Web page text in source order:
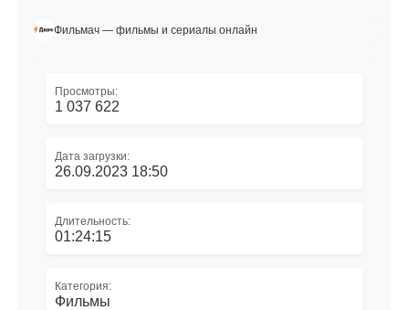
Фильмач — фильмы и сериалы онлайн
Просмотры:
1 037 622
Дата загрузки:
26.09.2023 18:50
Длительность:
01:24:15
Категория:
Фильмы